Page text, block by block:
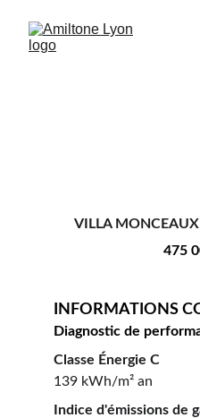
VILLA
475
INFORMATIONS
Diagnostic de
Classe Énergie C
139 kWh/m² an
Indice d'émissions de